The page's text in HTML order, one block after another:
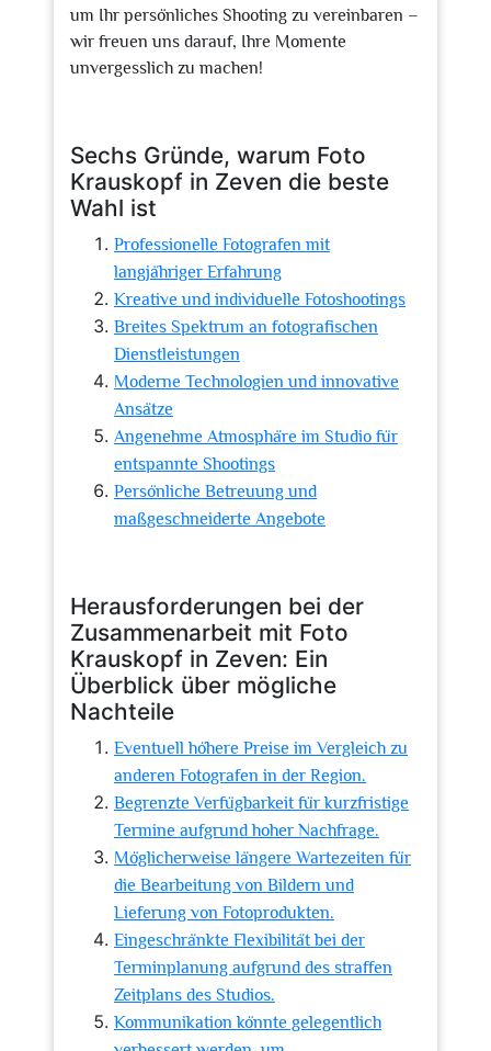
um Ihr persönliches Shooting zu vereinbaren –
wir freuen uns darauf, Ihre Momente
unvergesslich zu machen!
Sechs Gründe, warum Foto
Krauskopf in Zeven die beste
Wahl ist
Professionelle Fotografen mit
langjähriger Erfahrung
Kreative und individuelle Fotoshootings
Breites Spektrum an fotografischen
Dienstleistungen
Moderne Technologien und innovative
Ansätze
Angenehme Atmosphäre im Studio für
entspannte Shootings
Persönliche Betreuung und
maßgeschneiderte Angebote
Herausforderungen bei der
Zusammenarbeit mit Foto
Krauskopf in Zeven: Ein
Überblick über mögliche
Nachteile
Eventuell höhere Preise im Vergleich zu
anderen Fotografen in der Region.
Begrenzte Verfügbarkeit für kurzfristige
Termine aufgrund hoher Nachfrage.
Möglicherweise längere Wartezeiten für
die Bearbeitung von Bildern und
Lieferung von Fotoprodukten.
Eingeschränkte Flexibilität bei der
Terminplanung aufgrund des straffen
Zeitplans des Studios.
Kommunikation könnte gelegentlich